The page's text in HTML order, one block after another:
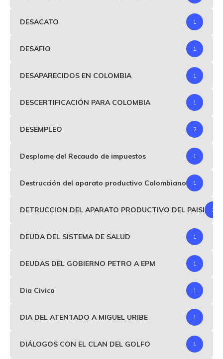
DESACATO 1
DESAFIO 1
DESAPARECIDOS EN COLOMBIA 1
DESCERTIFICACIÓN PARA COLOMBIA 1
DESEMPLEO 2
Desplome del Recaudo de impuestos 1
Destrucción del aparato productivo Colombiano 1
DETRUCCION DEL APARATO PRODUCTIVO DEL PAISI 1
DEUDA DEL SISTEMA DE SALUD 1
DEUDAS DEL GOBIERNO PETRO A EPM 1
Dia Civico 1
DIA DEL ATENTADO A MIGUEL URIBE 1
DIÁLOGOS CON EL CLAN DEL GOLFO 1